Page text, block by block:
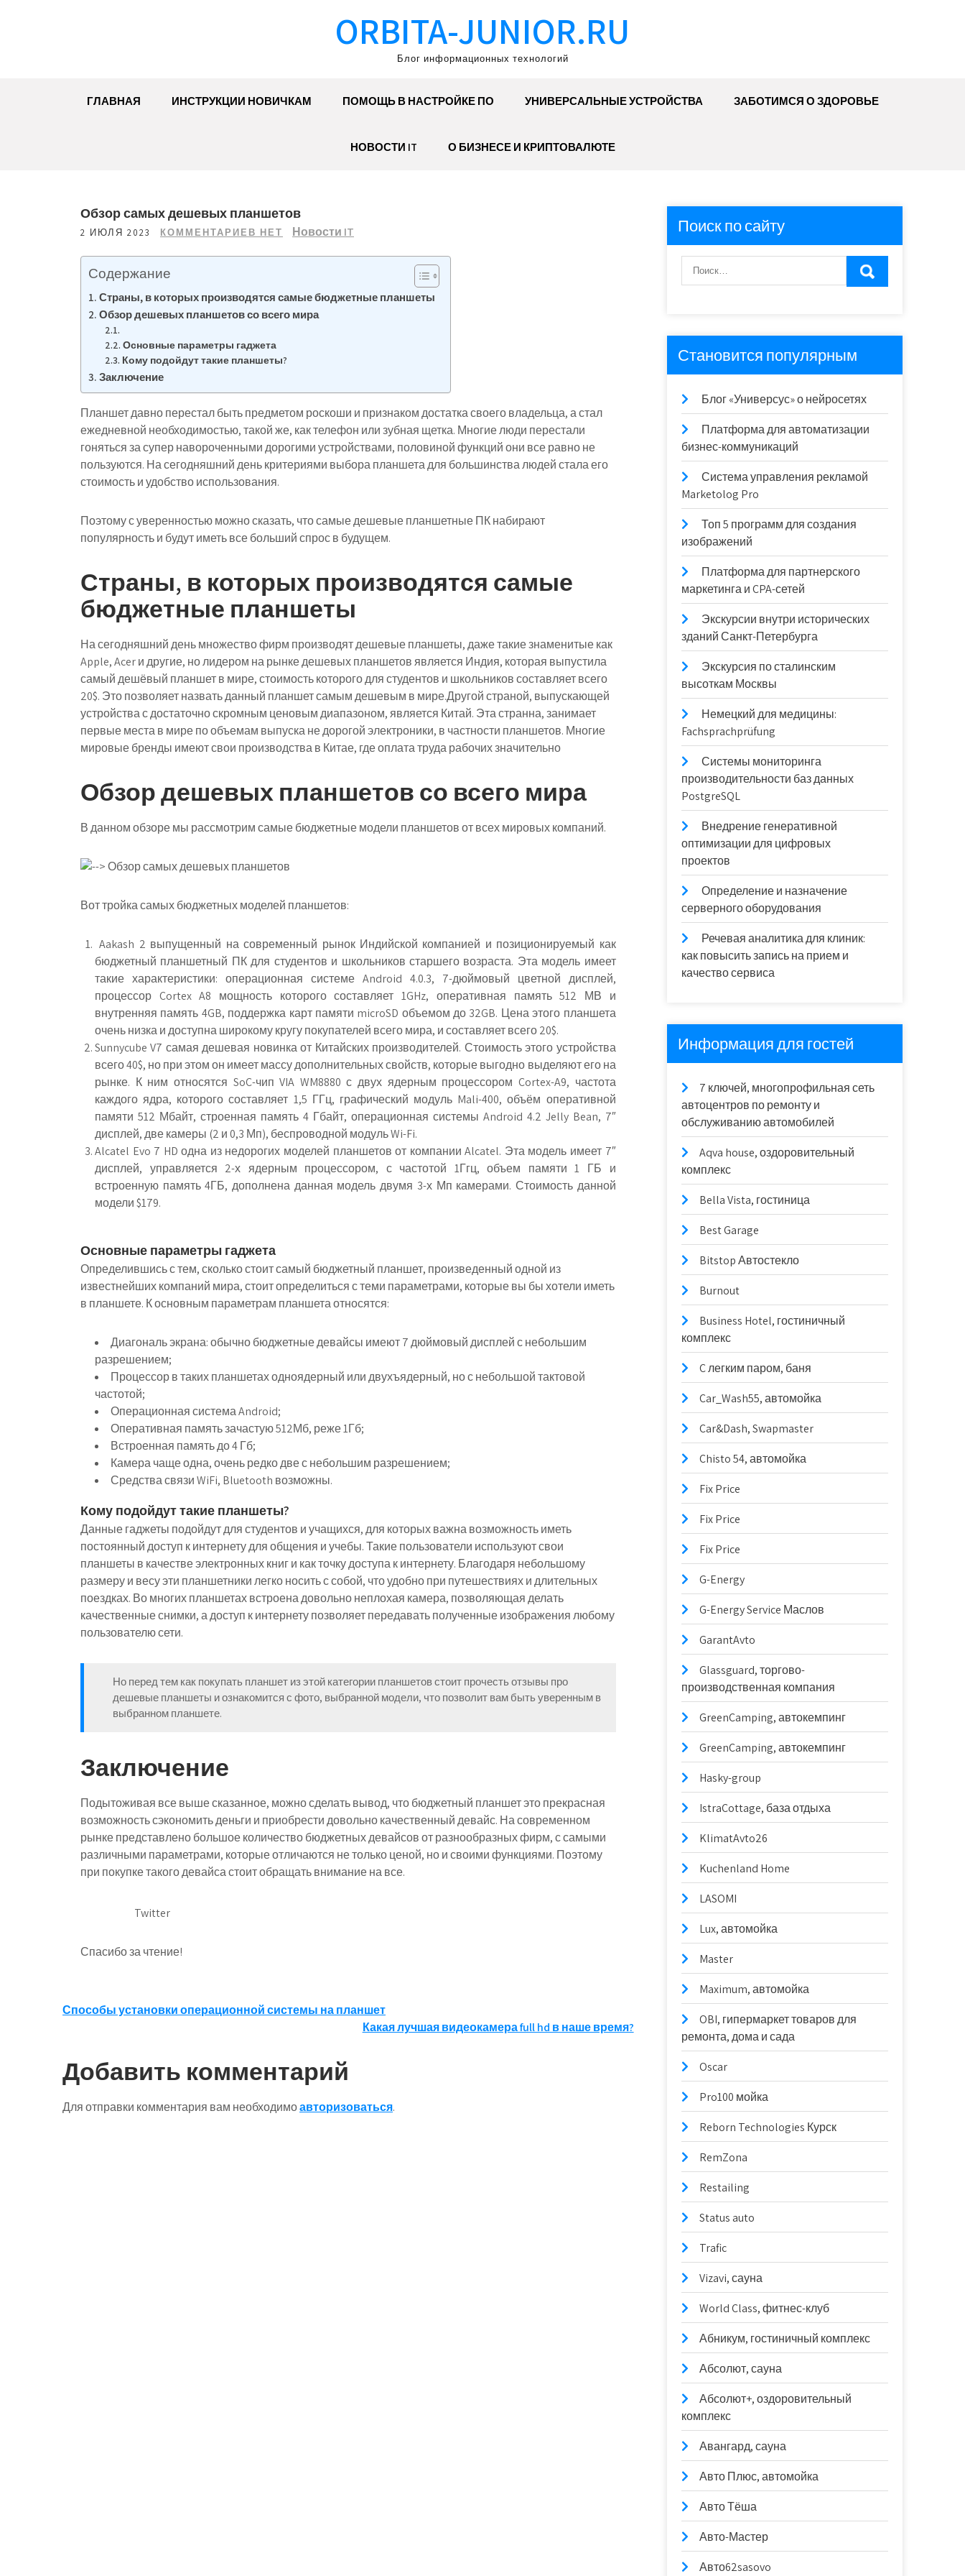
ORBITA-JUNIOR.RU
Блог информационных технологий
ГЛАВНАЯ ИНСТРУКЦИИ НОВИЧКАМ ПОМОЩЬ В НАСТРОЙКЕ ПО УНИВЕРСАЛЬНЫЕ УСТРОЙСТВА ЗАБОТИМСЯ О ЗДОРОВЬЕ
НОВОСТИ IT О БИЗНЕСЕ И КРИПТОВАЛЮТЕ
Обзор самых дешевых планшетов
2 ИЮЛЯ 2023 КОММЕНТАРИЕВ НЕТ Новости IT
Содержание
Страны, в которых производятся самые бюджетные планшеты
Обзор дешевых планшетов со всего мира
Основные параметры гаджета
Кому подойдут такие планшеты?
Заключение
Планшет давно перестал быть предметом роскоши и признаком достатка своего владельца, а стал
ежедневной необходимостью, такой же, как телефон или зубная щетка. Многие люди перестали
гоняться за супер навороченными дорогими устройствами, половиной функций они все равно не
пользуются. На сегодняшний день критериями выбора планшета для большинства людей стала его
стоимость и удобство использования.
Поэтому с уверенностью можно сказать, что самые дешевые планшетные ПК набирают
популярность и будут иметь все больший спрос в будущем.
Страны, в которых производятся самые
бюджетные планшеты
На сегодняшний день множество фирм производят дешевые планшеты, даже такие знаменитые как
Apple, Acer и другие, но лидером на рынке дешевых планшетов является Индия, которая выпустила
самый дешёвый планшет в мире, стоимость которого для студентов и школьников составляет всего
20$. Это позволяет назвать данный планшет самым дешевым в мире.Другой страной, выпускающей
устройства с достаточно скромным ценовым диапазоном, является Китай. Эта странна, занимает
первые места в мире по объемам выпуска не дорогой электроники, в частности планшетов. Многие
мировые бренды имеют свои производства в Китае, где оплата труда рабочих значительно
Обзор дешевых планшетов со всего мира
В данном обзоре мы рассмотрим самые бюджетные модели планшетов от всех мировых компаний.
Вот тройка самых бюджетных моделей планшетов:
Aakash 2 выпущенный на современный рынок Индийской компанией и позиционируемый как
бюджетный планшетный ПК для студентов и школьников старшего возраста. Эта модель имеет
такие характеристики: операционная системе Android 4.0.3, 7-дюймовый цветной дисплей,
процессор Cortex A8 мощность которого составляет 1GHz, оперативная память 512 МВ и
внутренняя память 4GB, поддержка карт памяти microSD объемом до 32GB. Цена этого планшета
очень низка и доступна широкому кругу покупателей всего мира, и составляет всего 20$.
Sunnycube V7 самая дешевая новинка от Китайских производителей. Стоимость этого устройства
всего 40$, но при этом он имеет массу дополнительных свойств, которые выгодно выделяют его на
рынке. К ним относятся SoC-чип VIA WM8880 с двух ядерным процессором Cortex-A9, частота
каждого ядра, которого составляет 1,5 ГГц, графический модуль Mali-400, объём оперативной
памяти 512 Мбайт, строенная память 4 Гбайт, операционная системы Android 4.2 Jelly Bean, 7″
дисплей, две камеры (2 и 0,3 Мп), беспроводной модуль Wi-Fi.
Alcatel Evo 7 HD одна из недорогих моделей планшетов от компании Alcatel. Эта модель имеет 7″
дисплей, управляется 2-х ядерным процессором, с частотой 1Ггц, объем памяти 1 ГБ и
встроенную память 4ГБ, дополнена данная модель двумя 3-х Мп камерами. Стоимость данной
модели $179.
Основные параметры гаджета
Определившись с тем, сколько стоит самый бюджетный планшет, произведенный одной из
известнейших компаний мира, стоит определиться с теми параметрами, которые вы бы хотели иметь
в планшете. К основным параметрам планшета относятся:
Диагональ экрана: обычно бюджетные девайсы имеют 7 дюймовый дисплей с небольшим
разрешением;
Процессор в таких планшетах одноядерный или двухъядерный, но с небольшой тактовой
частотой;
Операционная система Android;
Оперативная память зачастую 512Мб, реже 1Гб;
Встроенная память до 4 Гб;
Камера чаще одна, очень редко две с небольшим разрешением;
Средства связи WiFi, Bluetooth возможны.
Кому подойдут такие планшеты?
Данные гаджеты подойдут для студентов и учащихся, для которых важна возможность иметь
постоянный доступ к интернету для общения и учебы. Такие пользователи используют свои
планшеты в качестве электронных книг и как точку доступа к интернету. Благодаря небольшому
размеру и весу эти планшетники легко носить с собой, что удобно при путешествиях и длительных
поездках. Во многих планшетах встроена довольно неплохая камера, позволяющая делать
качественные снимки, а доступ к интернету позволяет передавать полученные изображения любому
пользователю сети.
Но перед тем как покупать планшет из этой категории планшетов стоит прочесть отзывы про
дешевые планшеты и ознакомится с фото, выбранной модели, что позволит вам быть уверенным в
выбранном планшете.
Заключение
Подытоживая все выше сказанное, можно сделать вывод, что бюджетный планшет это прекрасная
возможность сэкономить деньги и приобрести довольно качественный девайс. На современном
рынке представлено большое количество бюджетных девайсов от разнообразных фирм, с самыми
различными параметрами, которые отличаются не только ценой, но и своими функциями. Поэтому
при покупке такого девайса стоит обращать внимание на все.
Twitter
Спасибо за чтение!
Навигация
записям
Способы установки операционной системы на планшет
Какая лучшая видеокамера full hd в наше время?
Добавить комментарий
Для отправки комментария вам необходимоавторизоваться.
Поиск по сайту
Становится популярным
Блог «Универсус» о нейросетях
Платформа для автоматизации
бизнес-коммуникаций
Система управления рекламой
Marketolog Pro
Топ 5 программ для создания
изображений
Платформа для партнерского
маркетинга и CPA-сетей
Экскурсии внутри исторических
зданий Санкт-Петербурга
Экскурсия по сталинским
высоткам Москвы
Немецкий для медицины:
Fachsprachprüfung
Системы мониторинга
производительности баз данных
PostgreSQL
Внедрение генеративной
оптимизации для цифровых
проектов
Определение и назначение
серверного оборудования
Речевая аналитика для клиник:
как повысить запись на прием и
качество сервиса
Информация для гостей
7 ключей, многопрофильная сеть
автоцентров по ремонту и
обслуживанию автомобилей
Aqva house, оздоровительный
комплекс
Bella Vista, гостиница
Best Garage
Bitstop Автостекло
Burnout
Business Hotel, гостиничный
комплекс
C легким паром, баня
Car_Wash55, автомойка
Car&Dash, Swapmaster
Chisto 54, автомойка
Fix Price
Fix Price
Fix Price
G-Energy
G-Energy Service Маслов
GarantAvto
Glassguard, торгово-
производственная компания
GreenCamping, автокемпинг
GreenCamping, автокемпинг
Hasky-group
IstraCottage, база отдыха
KlimatAvto26
Kuchenland Home
LASOMI
Lux, автомойка
Master
Maximum, автомойка
OBI, гипермаркет товаров для
ремонта, дома и сада
Oscar
Pro100 мойка
Reborn Technologies Курск
RemZona
Restailing
Status auto
Trafic
Vizavi, сауна
World Class, фитнес-клуб
Абникум, гостиничный комплекс
Абсолют, сауна
Абсолют+, оздоровительный
комплекс
Авангард, сауна
Авто Плюс, автомойка
Авто Тёша
Авто-Мастер
Авто62sasovo